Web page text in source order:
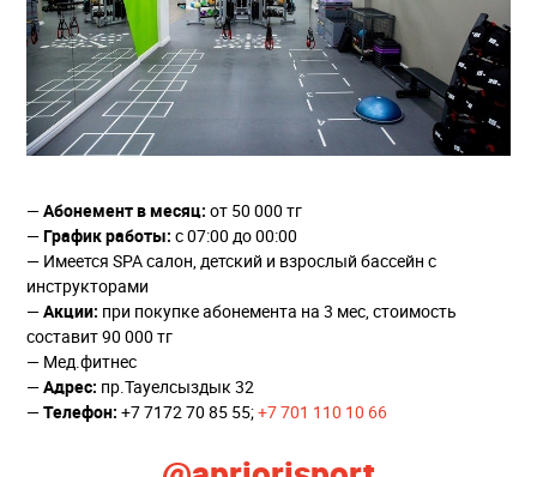
—Абонемент в месяц: от 50 000 тг
—График работы: с 07:00 до 00:00
— Имеется SPA салон, детский и взрослый бассейн с
инструкторами
—Акции: при покупке абонемента на 3 мес, стоимость
составит 90 000 тг
— Мед.фитнес
—Адрес: пр.Тауелсыздык 32
—Телефон: +7 7172 70 85 55;+7 701 110 10 66